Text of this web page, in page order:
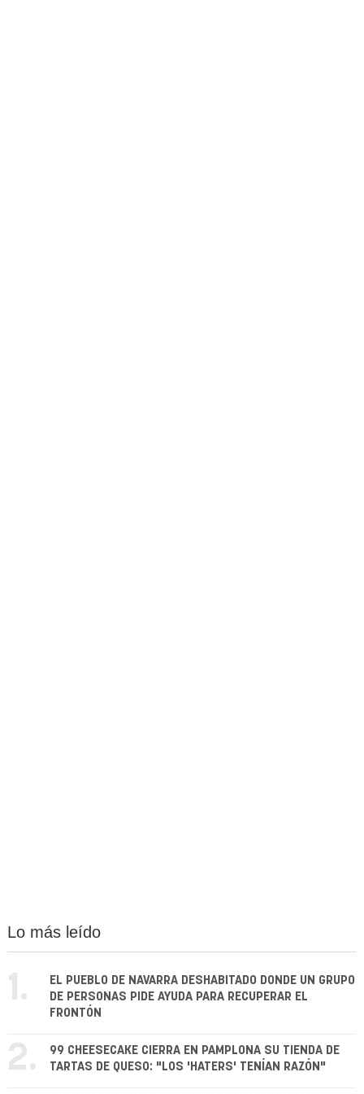
Lo más leído
1.
EL PUEBLO DE NAVARRA DESHABITADO DONDE UN GRUPO
DE PERSONAS PIDE AYUDA PARA RECUPERAR EL
FRONTÓN
2.
99 CHEESECAKE CIERRA EN PAMPLONA SU TIENDA DE
TARTAS DE QUESO: "LOS 'HATERS' TENÍAN RAZÓN"